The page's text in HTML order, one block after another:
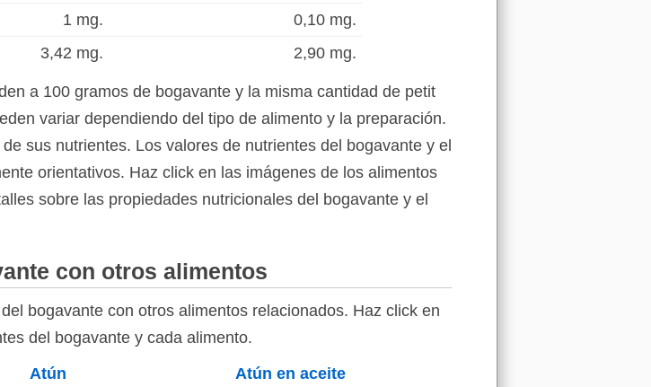
1 mg.
0,10 mg.
3,42 mg. 2,90 mg.
a 100 gramos de bogavante y la misma cantidad de petit
variar dependiendo del tipo de alimento y la preparación.
sus nutrientes. Los valores de nutrientes del bogavante y el
orientativos. Haz click en las imágenes de los alimentos
sobre las propiedades nutricionales del bogavante y el
con otros alimentos
bogavante con otros alimentos relacionados. Haz click en
del bogavante y cada alimento.
Atún Atún en aceite